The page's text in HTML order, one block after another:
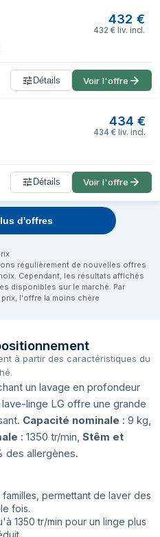
432 €
432 € liv. incl.
Détails Voir l'offre
434 €
434 € liv. incl.
Détails Voir l'offre
d'offres
régulièrement de nouvelles offres
Cependant, les résultats affichés
disponibles sur le marché. Par
l'offre la moins chère
à partir des caractéristiques du
un lavage en profondeur
linge LG offre une grande
Capacité nominale : 9 kg,
: 1350 tr/min, Stêm et
des allergènes.
permettant de laver des
fois.
1350 tr/min pour un linge plus